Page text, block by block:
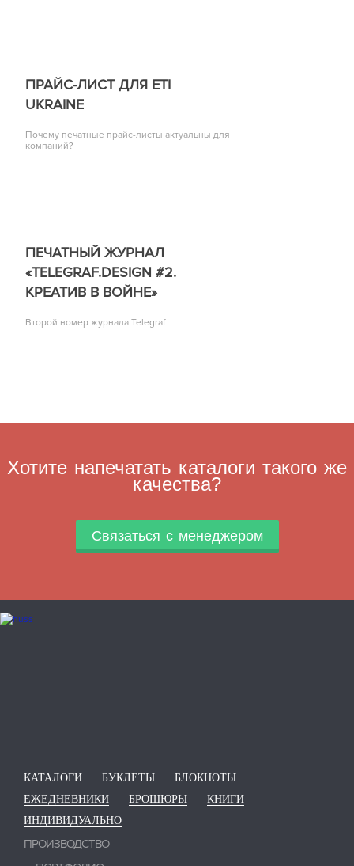
ПРАЙС-ЛИСТ ДЛЯ ETI
UKRAINE
Почему печатные прайс-листы актуальны для
компаний?
ПЕЧАТНЫЙ ЖУРНАЛ
«TELEGRAF.DESIGN #2.
КРЕАТИВ В ВОЙНЕ»
Второй номер журнала Telegraf
Хотите напечатать каталоги такого же
качества?
Связаться с менеджером
КАТАЛОГИ БУКЛЕТЫ
БЛОКНОТЫ
ЕЖЕДНЕВНИКИ
БРОШЮРЫ
КНИГИ
ИНДИВИДУАЛЬНО
ПРОИЗВОДСТВО